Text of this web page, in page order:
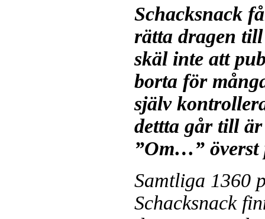
Schacksnack
rätta dragen
skäl inte att
borta för
själv
dettta går till
”Om…” överst
Samtliga 1360
Schacksnack